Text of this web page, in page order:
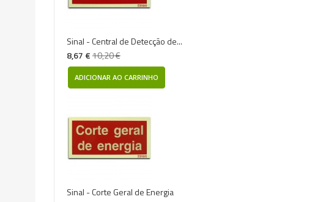
Sinal - Central de Detecção de...
8,67 €10,20 €
ADICIONAR AO CARRINHO
Sinal - Corte Geral de Energia